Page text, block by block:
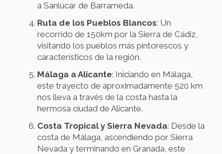
a Sanlúcar de Barrameda.
Ruta de los Pueblos Blancos: Un
recorrido de 150km por la Sierra de Cádiz,
visitando los pueblos más pintorescos y
característicos de la región.
Málaga a Alicante: Iniciando en Málaga,
este trayecto de aproximadamente 520 km
nos lleva a través de la costa hasta la
hermosa ciudad de Alicante.
Costa Tropical y Sierra Nevada: Desde la
costa de Málaga, ascendiendo por Sierra
Nevada y terminando en Granada, este